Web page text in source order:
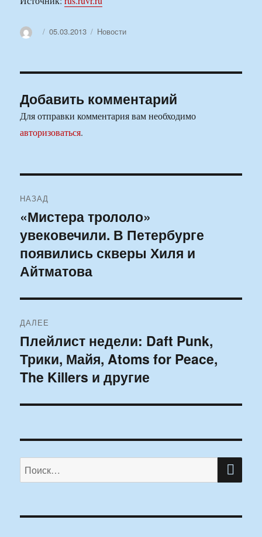
АвторОпубликовано
05.03.2013 Рубрики
Новости
Добавить комментарий
Для отправки комментария вам необходимо
авторизоваться.
по
записям
НАЗАД
Предыдущая
запись:
«Мистера трололо»
увековечили. В Петербурге
появились скверы Хиля и
Айтматова
ДАЛЕЕ
Следующая
запись:
Плейлист недели: Daft Punk,
Трики, Майя, Atoms for Peace,
The Killers и другие
Искать: